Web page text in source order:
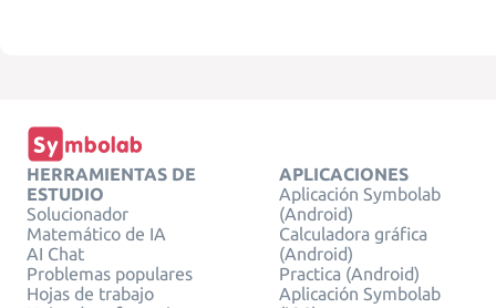
HERRAMIENTAS DE
ESTUDIO
Solucionador
Matemático de IA
AI Chat
Problemas populares
Hojas de trabajo
APLICACIONES
Aplicación Symbolab
(Android)
Calculadora gráfica
(Android)
Practica (Android)
Aplicación Symbolab